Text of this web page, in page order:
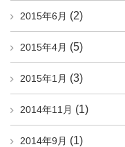
2015年6月 (2)
2015年4月 (5)
2015年1月 (3)
2014年11月 (1)
2014年9月 (1)